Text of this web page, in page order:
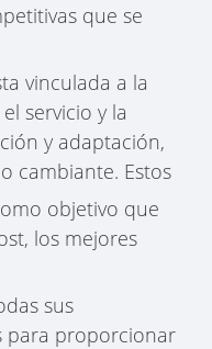
que se
vinculada a la
servicio y la
y adaptación,
cambiante. Estos
objetivo que
los mejores
sus
para proporcionar